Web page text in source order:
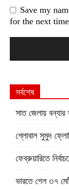
Save my
for the next
সর্বশেষ
সাত জেলায় বন্যার
গ্লোবাল সুমুদ
ফেব্রুয়ারিতে
ভারতে গেল ৩৭